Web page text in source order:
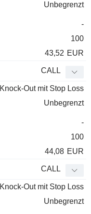
Unbegrenzt
-
100
43,52 EUR
CALL
Knock-Out mit Stop Loss
Unbegrenzt
-
100
44,08 EUR
CALL
Knock-Out mit Stop Loss
Unbegrenzt